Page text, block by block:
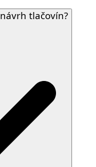
tlačovín?